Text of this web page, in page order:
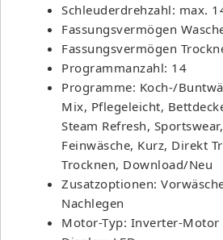
Schleuderdrehzahl: max.
Fassungsvermögen
Fassungsvermögen
Programmanzahl: 14
Programme: Koch-/
Mix, Pflegeleicht,
Steam Refresh,
Feinwäsche, Kurz, Direkt
Trocknen, Download/Neu
Zusatzoptionen:
Nachlegen
Motor-Typ: Inverter-Motor